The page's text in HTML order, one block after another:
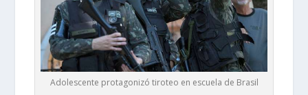
Adolescente protagonizó tiroteo en escuela de Brasil